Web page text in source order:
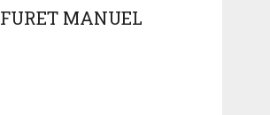
FURET MANUEL